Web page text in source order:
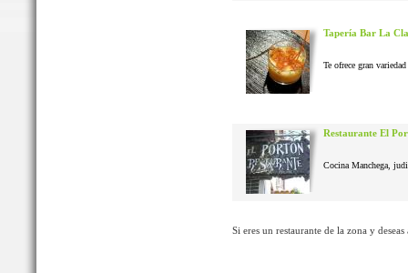
Tapería Bar La
Te ofrece gran
Restaurante El
Cocina Manchega,
Si eres un restaurante de la zona y